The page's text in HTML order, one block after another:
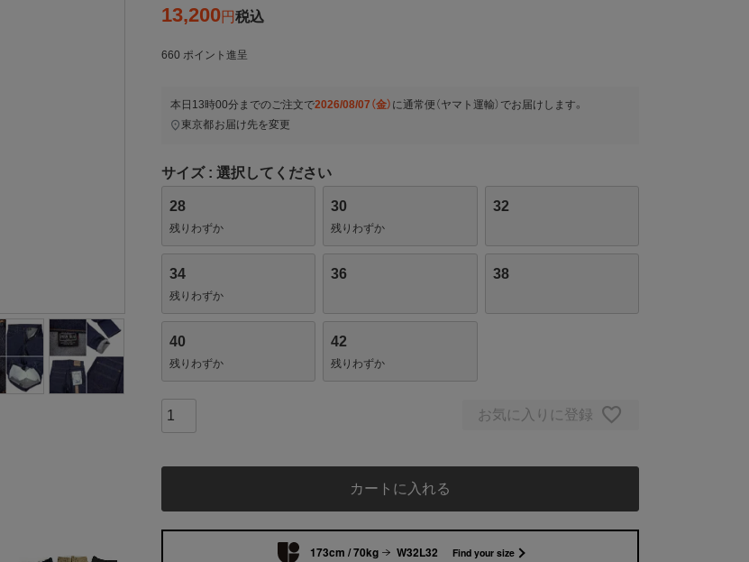
13,200 税込
660 ポイント進呈
本日 13時00分 までのご注文で2026/08/07（金） に通常便（ヤマト運輸） でお届けします。
東京都お届け先を変更
サイズ 選択してください
28
残りわずか
30
残りわずか
32
34
残りわずか
36 38
40
残りわずか
42
残りわずか
お気に入りに登録
カートに入れる
173cm / 70kg W32L32 Find your size